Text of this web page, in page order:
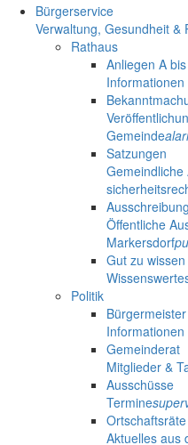
Bürgerservice
Verwaltung, Gesundheit &
Rathaus
Anliegen A
Gemeinde
Satzungen
Öffentliche
Markersdorf
Gut zu wissen
Politik
Bürgermeister
Gemeinderat
Mitglieder &
Ausschüsse
Termine
Ortschaftsräte
Aktuelles aus